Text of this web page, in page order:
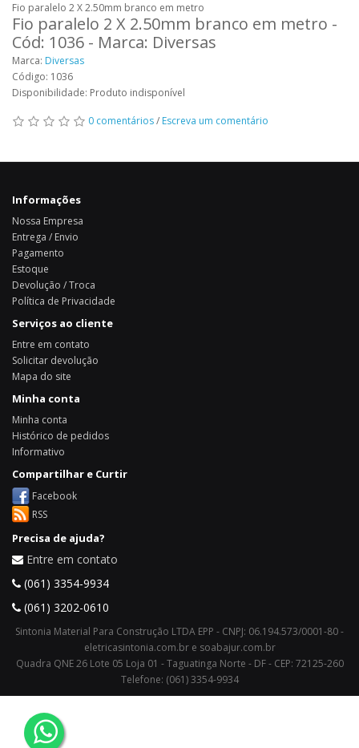
Fio paralelo 2 X 2.50mm branco em metro
Fio paralelo 2 X 2.50mm branco em metro -
Cód: 1036 - Marca: Diversas
Marca: Diversas
Código: 1036
Disponibilidade: Produto indisponível
0 comentários/ Escreva um comentário
Informações
Nossa Empresa
Entrega / Envio
Pagamento
Estoque
Devolução / Troca
Política de Privacidade
Serviços ao cliente
Entre em contato
Solicitar devolução
Mapa do site
Minha conta
Minha conta
Histórico de pedidos
Informativo
Compartilhar e Curtir
Facebook
RSS
Precisa de ajuda?
Entre em contato
(061) 3354-9934
(061) 3202-0610
Sintonia Material Para Construção LTDA EPP - CNPJ: 06.194.573/0001-80 -
eletricasintonia.com.br e soabajur.com.br
Quadra QNE 26 Lote 05 Loja 01 - Taguatinga Norte - DF - CEP: 72125-260
Telefone: (061) 3354-9934